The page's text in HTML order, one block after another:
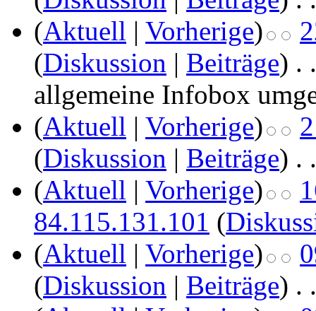
(Aktuell | Vorherige)
(Diskussion | Beiträge) . .
allgemeine Infobox
(Aktuell | Vorherige)
(Diskussion | Beiträge) . .
(Aktuell | Vorherige)
84.115.131.101 (
(Aktuell | Vorherige)
(Diskussion | Beiträge) . .